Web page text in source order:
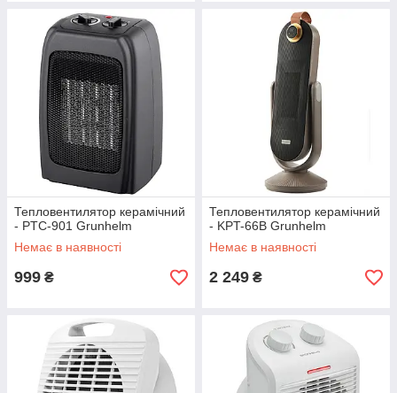
Тепловентилятор керамічний
- PTC-901 Grunhelm
Немає в наявності
999 ₴
Тепловентилятор керамічний
- KPT-66B Grunhelm
Немає в наявності
2 249 ₴